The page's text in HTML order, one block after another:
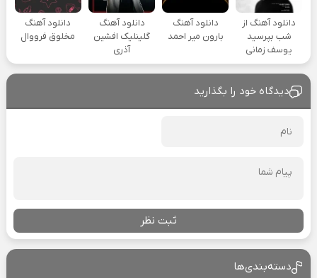
دانلود آهنگ از
شب بپرسید
یوسف زمانی
دانلود آهنگ
بارون میر احمد
دانلود آهنگ
گلینلیک افشین
آذری
دانلود آهنگ
مخلوق فرووال
دیدگاه خود را بگذارید
ثبت نظر
دسته‌بندی‌ها